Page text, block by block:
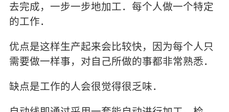
去完成，一步一步地加工．每个人做一个特定
的工作．
优点是这样生产起来会比较快，因为每个人只
需要做一样事，对自己所做的事都非常熟悉．
缺点是工作的人会很觉得很乏味．